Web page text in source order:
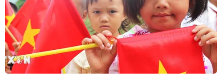
bật tăng lấy lại mốc 1.700 điểm
29/07/2026 09:59
Cổ phiếu công nghệ và bán dẫn của
Mỹ giảm mạnh